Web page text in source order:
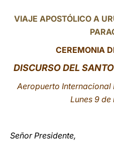
VIAJE APOSTÓLICO A
CEREMONIA
DISCURSO DEL
Aeropuerto Internacional
Lunes 9 de
Señor Presidente,